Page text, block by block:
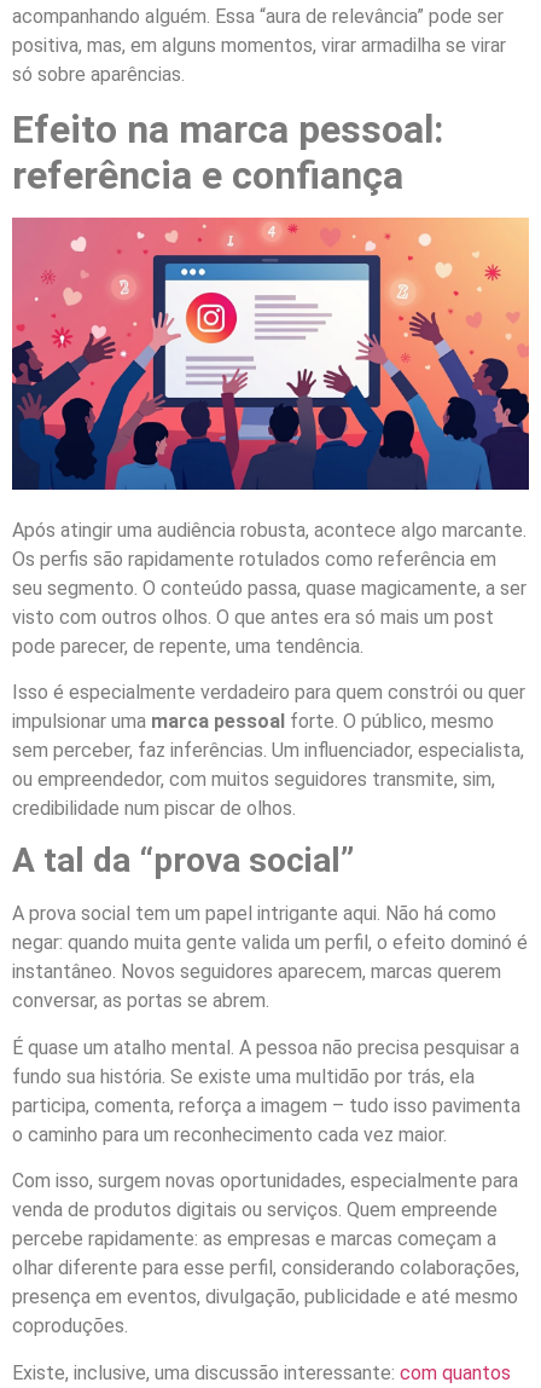
acompanhando alguém. Essa “aura de relevância” pode ser
positiva, mas, em alguns momentos, virar armadilha se virar
só sobre aparências.
Efeito na marca pessoal:
referência e confiança
Após atingir uma audiência robusta, acontece algo marcante.
Os perfis são rapidamente rotulados como referência em
seu segmento. O conteúdo passa, quase magicamente, a ser
visto com outros olhos. O que antes era só mais um post
pode parecer, de repente, uma tendência.
Isso é especialmente verdadeiro para quem constrói ou quer
impulsionar uma marca pessoal forte. O público, mesmo
sem perceber, faz inferências. Um influenciador, especialista,
ou empreendedor, com muitos seguidores transmite, sim,
credibilidade num piscar de olhos.
A tal da “prova social”
A prova social tem um papel intrigante aqui. Não há como
negar: quando muita gente valida um perfil, o efeito dominó é
instantâneo. Novos seguidores aparecem, marcas querem
conversar, as portas se abrem.
É quase um atalho mental. A pessoa não precisa pesquisar a
fundo sua história. Se existe uma multidão por trás, ela
participa, comenta, reforça a imagem – tudo isso pavimenta
o caminho para um reconhecimento cada vez maior.
Com isso, surgem novas oportunidades, especialmente para
venda de produtos digitais ou serviços. Quem empreende
percebe rapidamente: as empresas e marcas começam a
olhar diferente para esse perfil, considerando colaborações,
presença em eventos, divulgação, publicidade e até mesmo
coproduções.
Existe, inclusive, uma discussão interessante: com quantos